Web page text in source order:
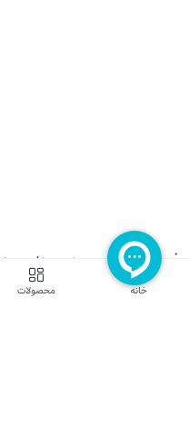
فروشگاه اینترنتی نایب نت
خانه محصولات